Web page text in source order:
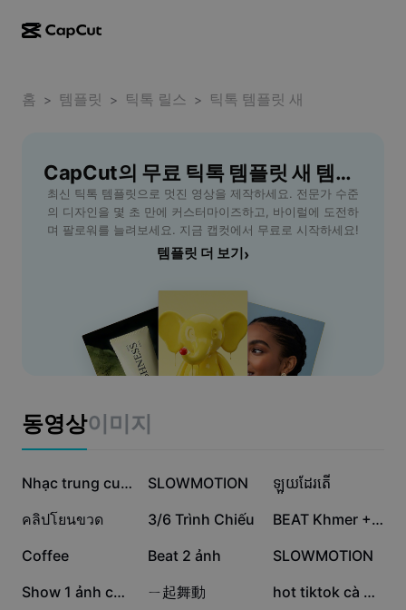
CapCut 데스크톱
CapCut Pad
CapCut 모바일
동영상 스튜디오
AI 동영상 생성기
AI 이미지 생성기
Dreamina Seedance 2.5
Nano Banana Pro
자동 캡션
동영상 에디터 및 생성기
이미지 에디터 및 생성기
음성 생성기 및 에디터
사용 사례
마케팅
소셜 미디어 템플릿
더 보기
효과 템플릿
산업 템플릿
요약 템플릿
이니셔티브
제휴 사용자
크리에이티브 파트너 프로그램
CapCut 크리에이티브 캠퍼스
보안 센터
고객 지원 센터
CapCut 서비스 약관 정보
홈 > 템플릿 > 틱톡 릴스 > 틱톡 템플릿 새
CapCut의 무료 틱톡 템플릿 새 템플릿
최신 틱톡 템플릿으로 멋진 영상을 제작하세요. 전문가 수준
의 디자인을 몇 초 만에 커스터마이즈하고, 바이럴에 도전하
며 팔로워를 늘려보세요. 지금 캡컷에서 무료로 시작하세요!
템플릿 더 보기 ›
동영상이미지
200.4만 Nhạc trung cuốn 78.9만
SLOWMOTION 77.6만
ឡួយដែរតើ
46.4만
คลิปโยนขวด 29.7만
3/6 Trình Chiếu 13.9만 BEAT Khmer + 2 Ảnh🔝
12.6만
Coffee 11.9만
Beat 2 ảnh 8.1만
SLOWMOTION
6.6만 Show 1 ảnh cháy 4.3만
ㄧ起舞動 3만 hot tiktok cà giật